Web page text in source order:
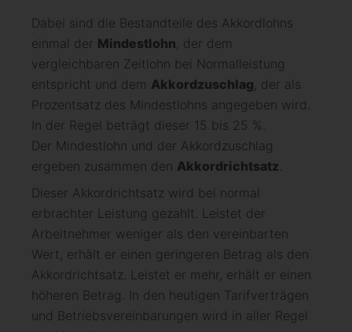
Dabei sind die Bestandteile des Akkordlohns
einmal der Mindestlohn , der dem
vergleichbaren Zeitlohn bei Normalleistung
entspricht und dem Akkordzuschlag , der als
Prozentsatz des Mindestlohns angegeben wird.
In der Regel beträgt dieser 15 bis 25 %.
Der Mindestlohn und der Akkordzuschlag
ergeben zusammen den Akkordrichtsatz
Dieser Akkordrichtsatz wird bei normal
erbrachter Leistung gezahlt. Leistet der
Arbeitnehmer weniger als den vereinbarten
Wert, erhält er einen geringeren Betrag als den
Akkordrichtsatz. Leistet er mehr, erhält er einen
höheren Betrag. In den heutigen Tarifverträgen
und Betriebsvereinbarungen wird in aller Regel